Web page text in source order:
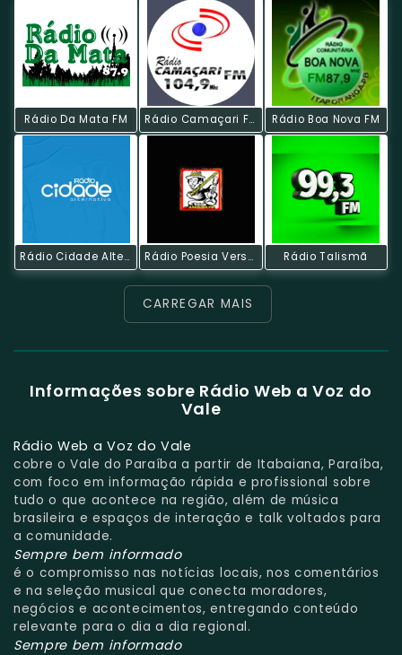
Rádio Da Mata FM Rádio Camaçari FM Rádio Boa Nova FM
Rádio Cidade Alternativa Rádio Poesia Verso E Viola Rádio Talismã
CARREGAR MAIS
Informações sobre Rádio Web a Voz do
Vale
Rádio Web a Voz do Vale
cobre o Vale do Paraíba a partir de Itabaiana, Paraíba,
com foco em informação rápida e profissional sobre
tudo o que acontece na região, além de música
brasileira e espaços de interação e talk voltados para
a comunidade.
Sempre bem informado
é o compromisso nas notícias locais, nos comentários
e na seleção musical que conecta moradores,
negócios e acontecimentos, entregando conteúdo
relevante para o dia a dia regional.
Sempre bem informado